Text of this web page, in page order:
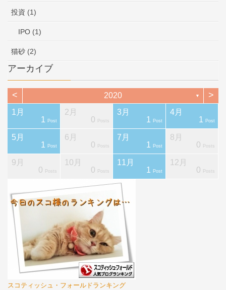
投資 (1)
IPO (1)
猫砂 (2)
アーカイブ
< 2020 ▼ >
1月
1 Post
2月
0
Posts
3月
1 Post
4月
1 Post
5月
1 Post
6月
0
Posts
7月
1 Post
8月
0
Posts
9月
0
Posts
10月
0
Posts
11月
1 Post
12月
0
Posts
スコティッシュ・フォールドランキング